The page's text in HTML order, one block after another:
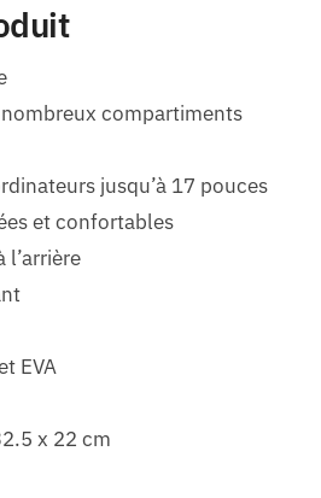
compartiments
jusqu’à 17 pouces
et confortables
l’arrière
EVA
x 22 cm